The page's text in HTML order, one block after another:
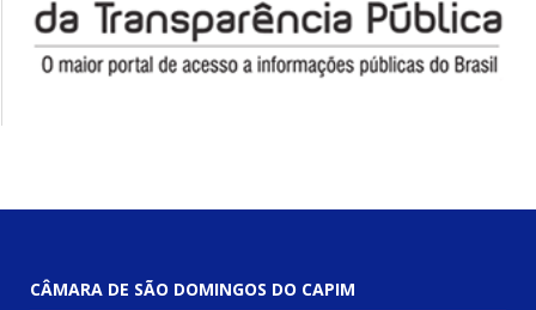
CÂMARA DE SÃO DOMINGOS DO CAPIM